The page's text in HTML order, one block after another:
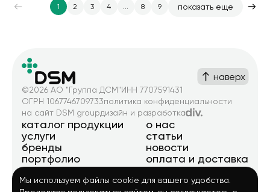
Мы используем файлы cookie для вашего удобства.
1 2 3 4 ... 8 9 показать еще
©2026 АО "Группа ДСМ"ИНН 7707591431
ОГРН 1067746709733политика конфиденциальности
на сайт DSM groupдизайн и разработка
каталог продукции
услуги
бренды
портфолио
о нас
статьи
новости
оплата и доставка
презентации
сувенирная азбука
наверх